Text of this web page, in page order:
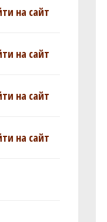
на сайт
на сайт
на сайт
на сайт